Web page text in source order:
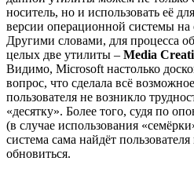
носитель, но и использовать её
версии операционной системы
Другими словами, для процесса
целых две утилиты – Media
Видимо, Microsoft настолько
вопрос, что сделала всё
пользователя не возникло
«десятку». Более того, судя по
(в случае использования
система сама найдёт
обновиться.